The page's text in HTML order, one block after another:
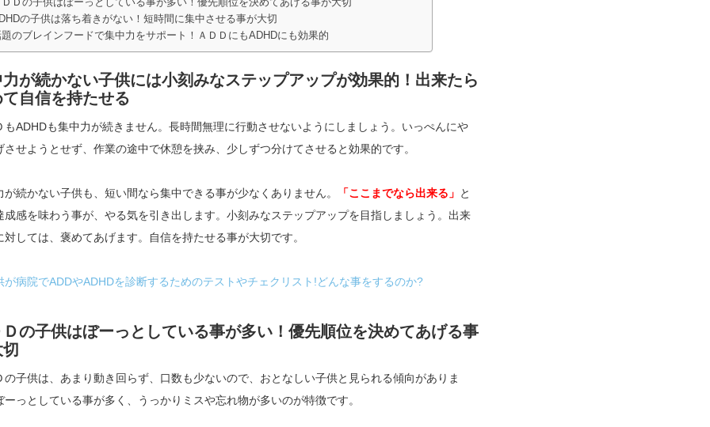
の子供は落ち着きがない！短時間に集中させる事が大切
のブレインフードで集中力をサポート！ＡＤＤにもADHDにも効果的
が続かない子供には小刻みなステップアップが効果的！出来たら
自信を持たせる
もADHDも集中力が続きません。長時間無理に行動させないようにしましょう。いっぺんにや
させようとせず、作業の途中で休憩を挟み、少しずつ分けてさせると効果的です。
が続かない子供も、短い間なら集中できる事が少なくありません。 「ここまでなら出来る」 と
成感を味わう事が、やる気を引き出します。小刻みなステップアップを目指しましょう。出来
対しては、褒めてあげます。自信を持たせる事が大切です。
病院でADDやADHDを診断するためのテストやチェクリスト!どんな事をするのか?
の子供はぼーっとしている事が多い！優先順位を決めてあげる事
の子供は、あまり動き回らず、口数も少ないので、おとなしい子供と見られる傾向がありま
ーっとしている事が多く、うっかりミスや忘れ物が多いのが特徴です。